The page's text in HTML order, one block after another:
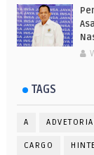
TAGS
A
CARGO